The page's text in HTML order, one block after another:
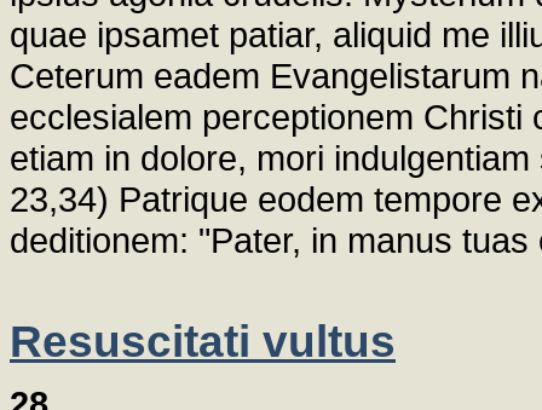
quae ipsamet patiar, aliquid me
Ceterum eadem Evangelistarum
ecclesialem perceptionem
etiam in dolore, mori
23,34) Patrique eodem tempore
deditionem: "Pater, in manus
Resuscitati vultus